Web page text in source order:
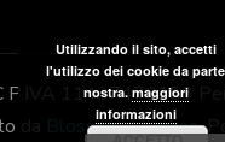
P.IVA 11437470153
da
Blossom Themes.
Utilizzando il sito, accetti
l'utilizzo dei cookie da parte
nostra. maggiori
informazioni